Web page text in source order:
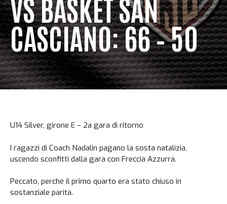
VS BASKET SAN
CASCIANO: 66 – 50
U14 Silver, girone E – 2a gara di ritorno
I ragazzi di Coach Nadalin pagano la sosta natalizia,
uscendo sconfitti dalla gara con Freccia Azzurra.
Peccato, perché il primo quarto era stato chiuso in
sostanziale parità.